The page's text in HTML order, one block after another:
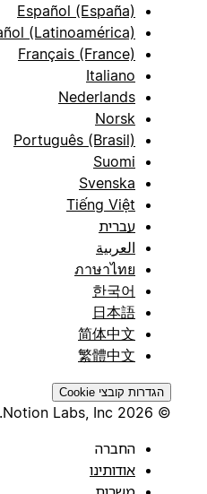
Español (España)
Español (Latinoamérica)
Français (France)
Italiano
Nederlands
Norsk
Português (Brasil)
Suomi
Svenska
Tiếng Việt
עברית
العربية
ภาษาไทย
한국어
日本語
简体中文
繁體中文
הגדרות קובצי Cookie
החברה
אודותינו